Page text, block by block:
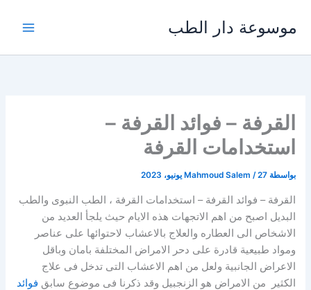
المحتوى
موسوعة دار الطب
القرفة – فوائد القرفة –
استخدامات القرفة
بواسطة Mahmoud Salem /27 يونيو، 2023
القرفة – فوائد القرفة – استخدامات القرفة ، الطب النبوى والطب
البديل اصبح من اهم الاتجهات هذه الايام حيث يلجأ العديد من
الاشخاص الى العطاره والعلاج بالاعشاب لاحتوائها على عناصر
ومواد طبيعية قادرة على دحر الامراض المختلفة بامان وباقل
الاعراض الجانبية ولعل من اهم الاعشاب التى تدخل فى علاج
الكثير من الامراض هو الزنجبيل وقد ذكرنا فى موضوع سابق فوائد